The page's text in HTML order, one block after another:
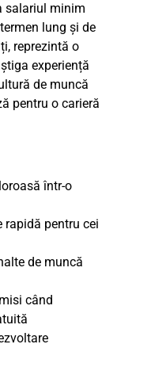
salariul minim
lung și de
reprezintă o
experiență
de muncă
pentru o carieră
într-o
rapidă pentru cei
de muncă
când